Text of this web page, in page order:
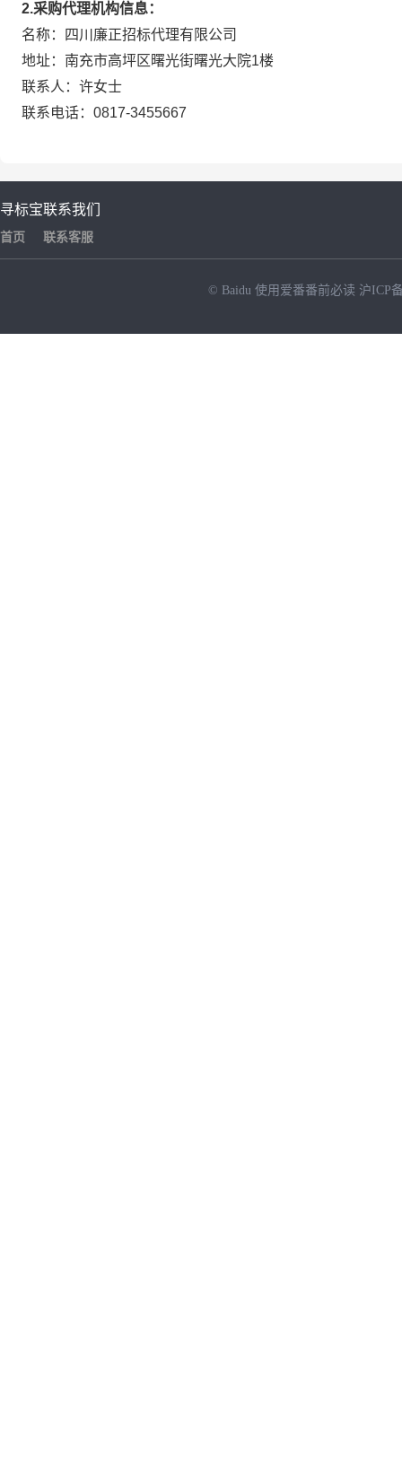
2.采购代理机构信息：
名称：四川廉正招标代理有限公司
地址：南充市高坪区曙光街曙光大院1楼
联系人：许女士
联系电话：0817-3455667
寻标宝
首页
联系我们
联系客服
© Baidu 使用爱番番前必读 沪ICP